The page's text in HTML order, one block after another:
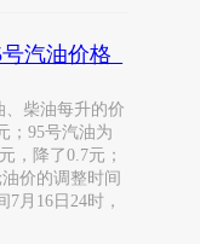
汽油价格_
、柴油每升的价
；95号汽油为
，降了0.7元；
价的调整时间
月16日24时，